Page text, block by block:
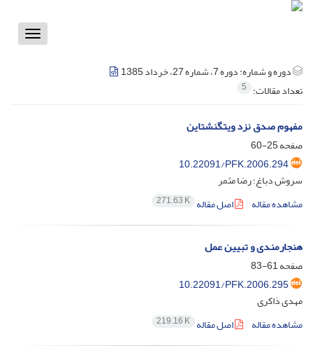
Toggle
دوره و شماره:دوره 7، شماره 27، خرداد 1385
تعداد مقالات: 5
مفهوم صدق نزد ویتگنشتاین
صفحه25-60
10.22091/PFK.2006.294
سروش دباغ؛ رضا مثمر
مشاهده مقاله
اصل مقاله 271.63 K
هنجارمندی‌ و تبیین‌ عمل‌
صفحه61-83
10.22091/PFK.2006.295
مهدی‌ ذاکری
مشاهده مقاله
اصل مقاله 219.16 K